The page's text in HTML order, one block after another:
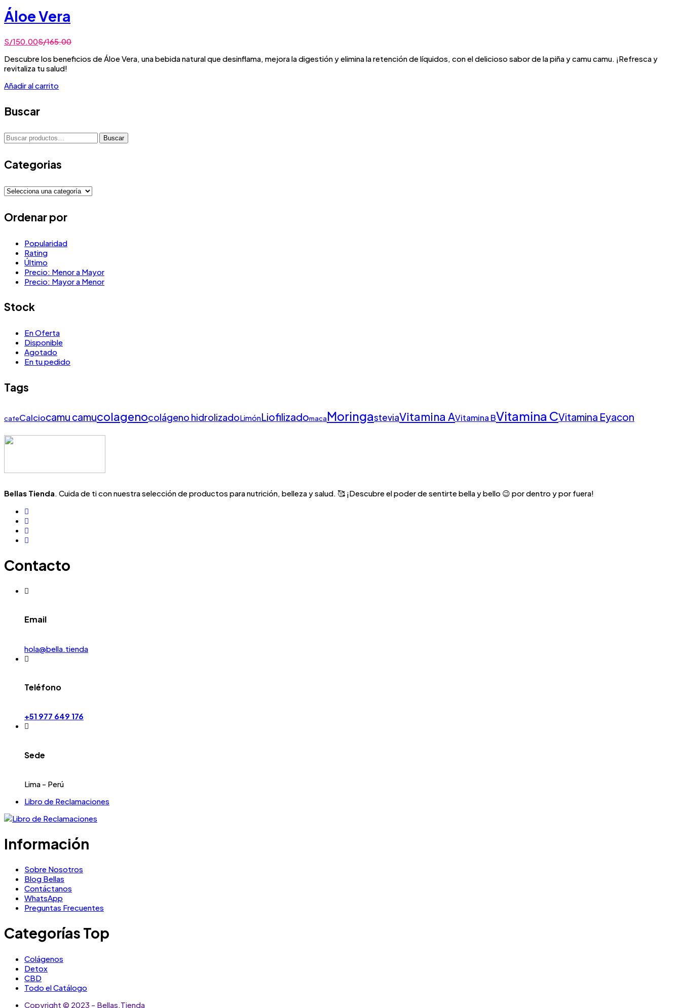
Áloe Vera
S/150.00S/165.00
Descubre los beneficios de Áloe Vera, una bebida natural que desinflama, mejora la digestión y elimina la retención de líquidos, con el delicioso sabor de la piña y camu camu. ¡Refresca y
revitaliza tu salud!
Añadir al carrito
Buscar
Buscar
por:
Buscar
Categorias
Ordenar por
Popularidad
Rating
Último
Precio: Menor a Mayor
Precio: Mayor a Menor
Stock
En Oferta
Disponible
Agotado
En tu pedido
Tags
cafeCalciocamu camucolagenocolágeno hidrolizadoLimónLiofilizadomacaMoringasteviaVitamina AVitamina BVitamina CVitamina Eyacon
Bellas Tienda . Cuida de ti con nuestra selección de productos para nutrición, belleza y salud. 🥰 ¡Descubre el poder de sentirte bella y bello 😉 por dentro y por fuera!
Contacto
Email
hola@bella.tienda
Teléfono
+51 977 649 176
Sede
Lima - Perú
Libro de Reclamaciones
Información
Sobre Nosotros
Blog Bellas
Contáctanos
WhatsApp
Preguntas Frecuentes
Categorías Top
Colágenos
Detox
CBD
Todo el Catálogo
Copyright © 2023 - Bellas.Tienda